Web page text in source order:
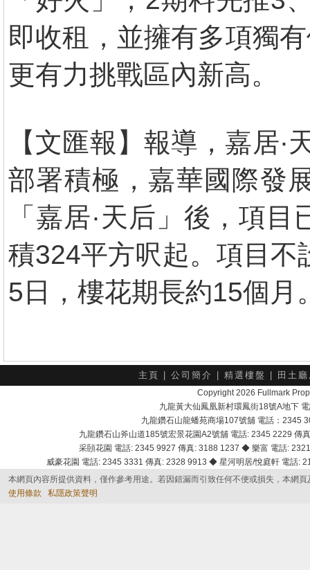
即收租，並擁有多項獨
更有力挑戰區內新高。
【文匯報】報導，嘉居
部署積極，嘉華國際發
「嘉居·天后」後，項
積324平方呎起。項目
5日，樓花期長約15個月
主頁 公司簡介 精選樓盤 田土
Copyright 2026 Fullmark
九龍黃大仙鳳凰新村環鳳街18號A地下
九龍鑽石山龍蟠苑商場107號舖 電話：2345
九龍鑽石山斧山道185號宏景花園A2號舖 電話: 2345 2229
采頣花園 電話: 2345 9927 傳真: 3188 1237 ◆ 樂富 電話:
威豪花園 電話: 2345 3331 傳真: 2328 9913 ◆ 星河明居/悅庭軒 電話
本網頁內容所提供資料，僅作參考用途。若因錯漏而引致任何不便或損失，本網
使用條款
私隱政策聲明